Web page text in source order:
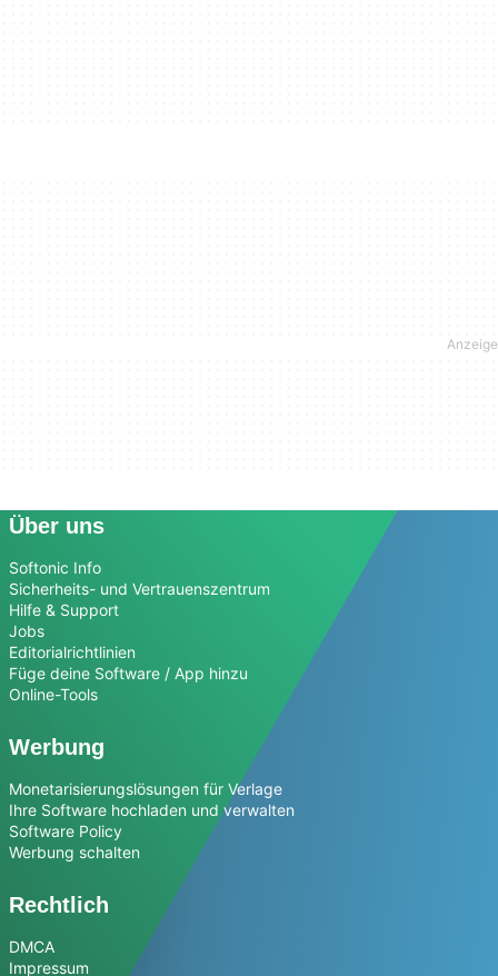
Über uns
Softonic Info
Sicherheits- und Vertrauenszentrum
Hilfe & Support
Jobs
Editorialrichtlinien
Füge deine Software / App hinzu
Online-Tools
Werbung
Monetarisierungslösungen für Verlage
Ihre Software hochladen und verwalten
Software Policy
Werbung schalten
Rechtlich
DMCA
Impressum